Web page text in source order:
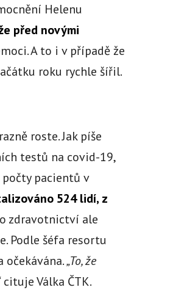
Helenu
před novými
A to i v případě že
roku rychle šířil.
roste. Jak píše
testů na covid-19,
pacientů v
524 lidí, z
zdravotnictví ale
Podle šéfa resortu
„To, že
cituje Válka ČTK.